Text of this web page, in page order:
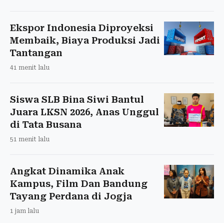
Ekspor Indonesia Diproyeksi
Membaik, Biaya Produksi Jadi
Tantangan
41 menit lalu
Siswa SLB Bina Siwi Bantul
Juara LKSN 2026, Anas Unggul
di Tata Busana
51 menit lalu
Angkat Dinamika Anak
Kampus, Film Dan Bandung
Tayang Perdana di Jogja
1 jam lalu